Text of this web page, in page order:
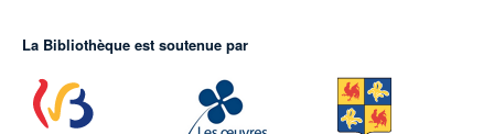
La Bibliothèque est soutenue par